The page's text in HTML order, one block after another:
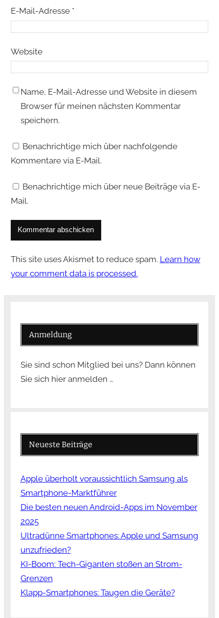
E-Mail-Adresse *
Website
Name, E-Mail-Adresse und Website in diesem
Browser für meinen nächsten Kommentar
speichern.
Benachrichtige mich über nachfolgende
Kommentare via E-Mail.
Benachrichtige mich über neue Beiträge via E-
Mail.
This site uses Akismet to reduce spam. Learn how
your comment data is processed.
Anmeldung
Sie sind schon Mitglied bei uns? Dann können
Sie sich hier anmelden …
Neueste Beiträge
Apple überholt voraussichtlich Samsung als
Smartphone-Marktführer
Die besten neuen Android-Apps im November
2025
Ultradünne Smartphones: Apple und Samsung
unzufrieden?
KI-Boom: Tech-Giganten stoßen an Strom-
Grenzen
Klapp-Smartphones: Taugen die Geräte?